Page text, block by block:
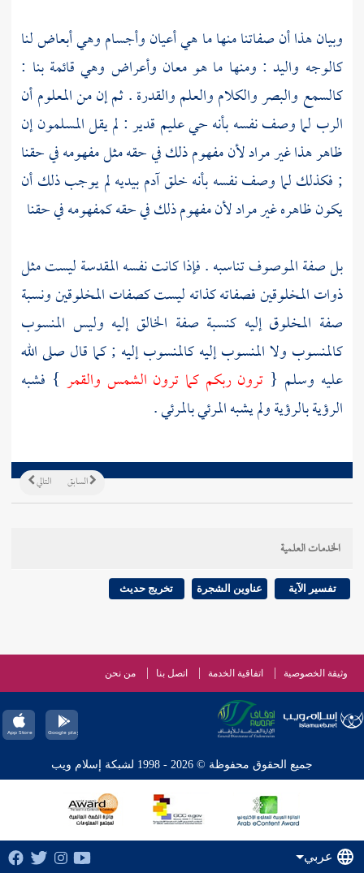
وبيان هذا أن صفاتنا منها ما هي أعيان وأجسام وهي أبعاض لنا
كالوجه واليد : ومنها ما هو معان وأعراض وهي قائمة بنا :
كالسمع والبصر والكلام والعلم والقدرة . ثم إن من المعلوم أن
الرب لما وصف نفسه بأنه حي عليم قدير : لم يقل المسلمون إن
ظاهر هذا غير مراد لأن مفهوم ذلك في حقه مثل مفهومه في حقنا
; فكذلك لما وصف نفسه بأنه خلقآدمبيديه لم يوجب ذلك أن
يكون ظاهره غير مراد لأن مفهوم ذلك في حقه كمفهومه في حقنا
بل صفة الموصوف تناسبه . فإذا كانت نفسه المقدسة ليست مثل
ذوات المخلوقين فصفاته كذاته ليست كصفات المخلوقين ونسبة
صفة المخلوق إليه كنسبة صفة الخالق إليه وليس المنسوب
كالمنسوب ولا المنسوب إليه كالمنسوب إليه ; كما قال صلى الله
عليه وسلم { ترون ربكم كما ترون الشمس والقمر } فشبه
الرؤية بالرؤية ولم يشبه المرئي بالمرئي .
التالي السابق
الخدمات العلمية
تفسير الآية عناوين الشجرة تخريج حديث
وثيقة الخصوصية اتفاقية الخدمة اتصل بنا من نحن
جميع الحقوق محفوظة © 2026 - 1998 لشبكة إسلام ويب
عربي